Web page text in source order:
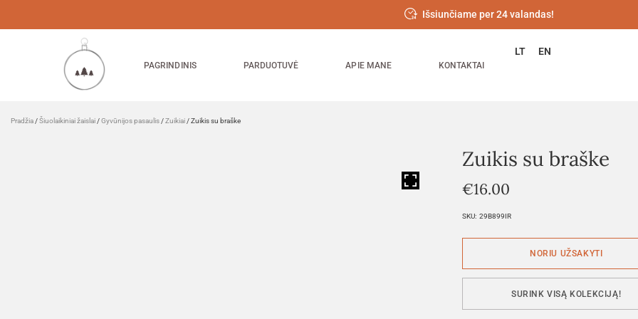
Išsiunčiame per 24 valandas!
PAGRINDINIS PARDUOTUVĖ APIE MANE KONTAKTAI
LT EN
Pradžia /Šiuolaikiniai žaislai /Gyvūnijos pasaulis /Zuikiai / Zuikis su braške
Zuikis su braške
€16.00
SKU: 29B899IR
SURINK VISĄ KOLEKCIJĄ!